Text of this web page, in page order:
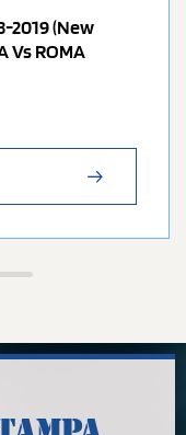
2019 (new
Vs ROMA